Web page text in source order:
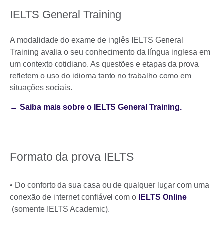
IELTS General Training
A modalidade do exame de inglês IELTS General
Training avalia o seu conhecimento da língua inglesa em
um contexto cotidiano. As questões e etapas da prova
refletem o uso do idioma tanto no trabalho como em
situações sociais.
→ Saiba mais sobre o IELTS General Training.
Formato da prova IELTS
• Do conforto da sua casa ou de qualquer lugar com uma
conexão de internet confiável com o
IELTS Online
(somente IELTS Academic).